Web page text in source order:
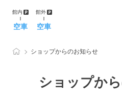
館内
空車
館外
空車
ショップからのお知らせ
ショップか